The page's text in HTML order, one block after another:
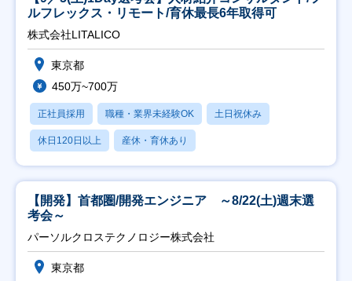
ルフレックス・リモート/育休最長6年取得可
株式会社LITALICO
東京都
450万~700万
正社員採用 職種・業界未経験OK 土日祝休み
休日120日以上 産休・育休あり
【開発】首都圏/開発エンジニア ～8/22(土)週末選
考会～
パーソルクロステクノロジー株式会社
東京都